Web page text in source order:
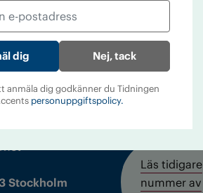
Stenocare levererar nu
en smärtklinik.
Stockholm
Läs tidigare
nummer av
Nej, tack
anmäla dig godkänner du Tidningen
personuppgiftspolicy.